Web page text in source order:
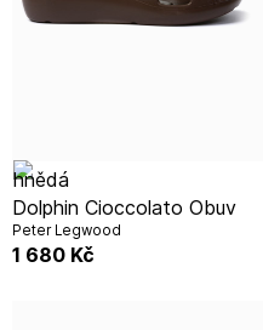
Dolphin Cioccolato Obuv
Peter Legwood
1 680 Kč